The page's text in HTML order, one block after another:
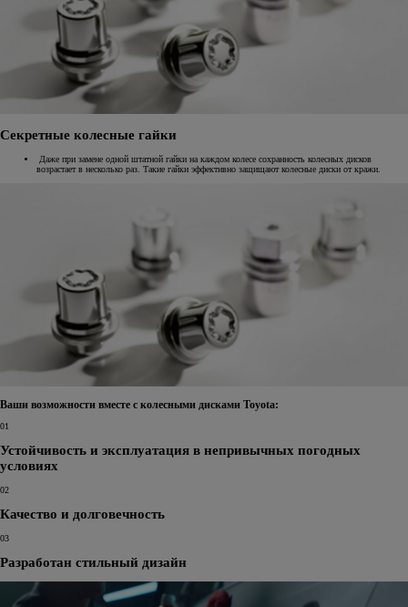
Секретные колесные гайки
Даже при замене одной штатной гайки на каждом колесе сохранность колесных дисков
возрастает в несколько раз. Такие гайки эффективно защищают колесные диски от кражи.
Ваши возможности вместе с колесными дисками Toyota:
01
Устойчивость и эксплуатация в непривычных погодных
условиях
02
Качество и долговечность
03
Разработан стильный дизайн